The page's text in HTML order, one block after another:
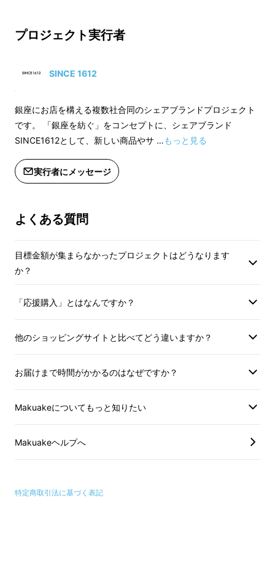
記念すべき第一作目 のMeier（メイヤー） は、
4社それぞれの持つ強みを結集し完成したグラ
スです。
この貴重な機会に是非ご覧になってください。
重さ：60g
プロジェクト実行者
SINCE 1612
銀座にお店を構える複数社合同のシェアブランドプロジェクト
です。 「銀座を紡ぐ」をコンセプトに、シェアブランド
SINCE1612として、新しい商品やサ …もっと見る
実行者にメッセージ
よくある質問
目標金額が集まらなかったプロジェクトはどうなります
か？
「応援購入」とはなんですか？
他のショッピングサイトと比べてどう違いますか？
お届けまで時間がかかるのはなぜですか？
Makuakeについてもっと知りたい
Makuakeヘルプへ
特定商取引法に基づく表記